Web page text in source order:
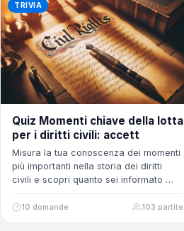
TRIVIA
Quiz Momenti chiave della lotta
per i diritti civili: accett
Misura la tua conoscenza dei momenti
più importanti nella storia dei diritti
civili e scopri quanto sei informato …
10 domande 103 partite